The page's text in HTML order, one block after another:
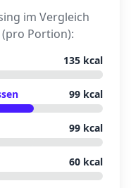
im Vergleich
Portion):
135 kcal
99 kcal
99 kcal
60 kcal